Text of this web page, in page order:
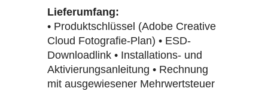
Lieferumfang:
• Produktschlüssel (Adobe Creative
Cloud Fotografie-Plan) • ESD-
Downloadlink • Installations- und
Aktivierungsanleitung • Rechnung
mit ausgewiesener Mehrwertsteuer